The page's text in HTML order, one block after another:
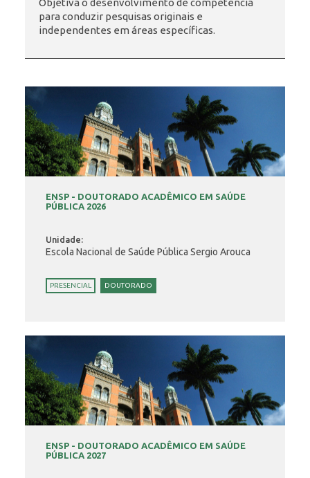
Objetiva o desenvolvimento de competência
para conduzir pesquisas originais e
independentes em áreas específicas.
ENSP - DOUTORADO ACADÊMICO EM SAÚDE
PÚBLICA 2026
Unidade:
Escola Nacional de Saúde Pública Sergio Arouca
PRESENCIAL DOUTORADO
ENSP - DOUTORADO ACADÊMICO EM SAÚDE
PÚBLICA 2027